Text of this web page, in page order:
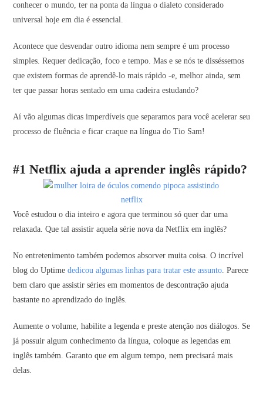
conhecer o mundo, ter na ponta da língua o dialeto considerado
universal hoje em dia é essencial.
Acontece que desvendar outro idioma nem sempre é um processo
simples. Requer dedicação, foco e tempo. Mas e se nós te disséssemos
que existem formas de aprendê-lo mais rápido -e, melhor ainda, sem
ter que passar horas sentado em uma cadeira estudando?
Aí vão algumas dicas imperdíveis que separamos para você acelerar seu
processo de fluência e ficar craque na língua do Tio Sam!
#1 Netflix ajuda a aprender inglês rápido?
Você estudou o dia inteiro e agora que terminou só quer dar uma
relaxada. Que tal assistir aquela série nova da Netflix em inglês?
No entretenimento também podemos absorver muita coisa. O incrível
blog do Uptime dedicou algumas linhas para tratar este assunto. Parece
bem claro que assistir séries em momentos de descontração ajuda
bastante no aprendizado do inglês.
Aumente o volume, habilite a legenda e preste atenção nos diálogos. Se
já possuir algum conhecimento da língua, coloque as legendas em
inglês também. Garanto que em algum tempo, nem precisará mais
delas.